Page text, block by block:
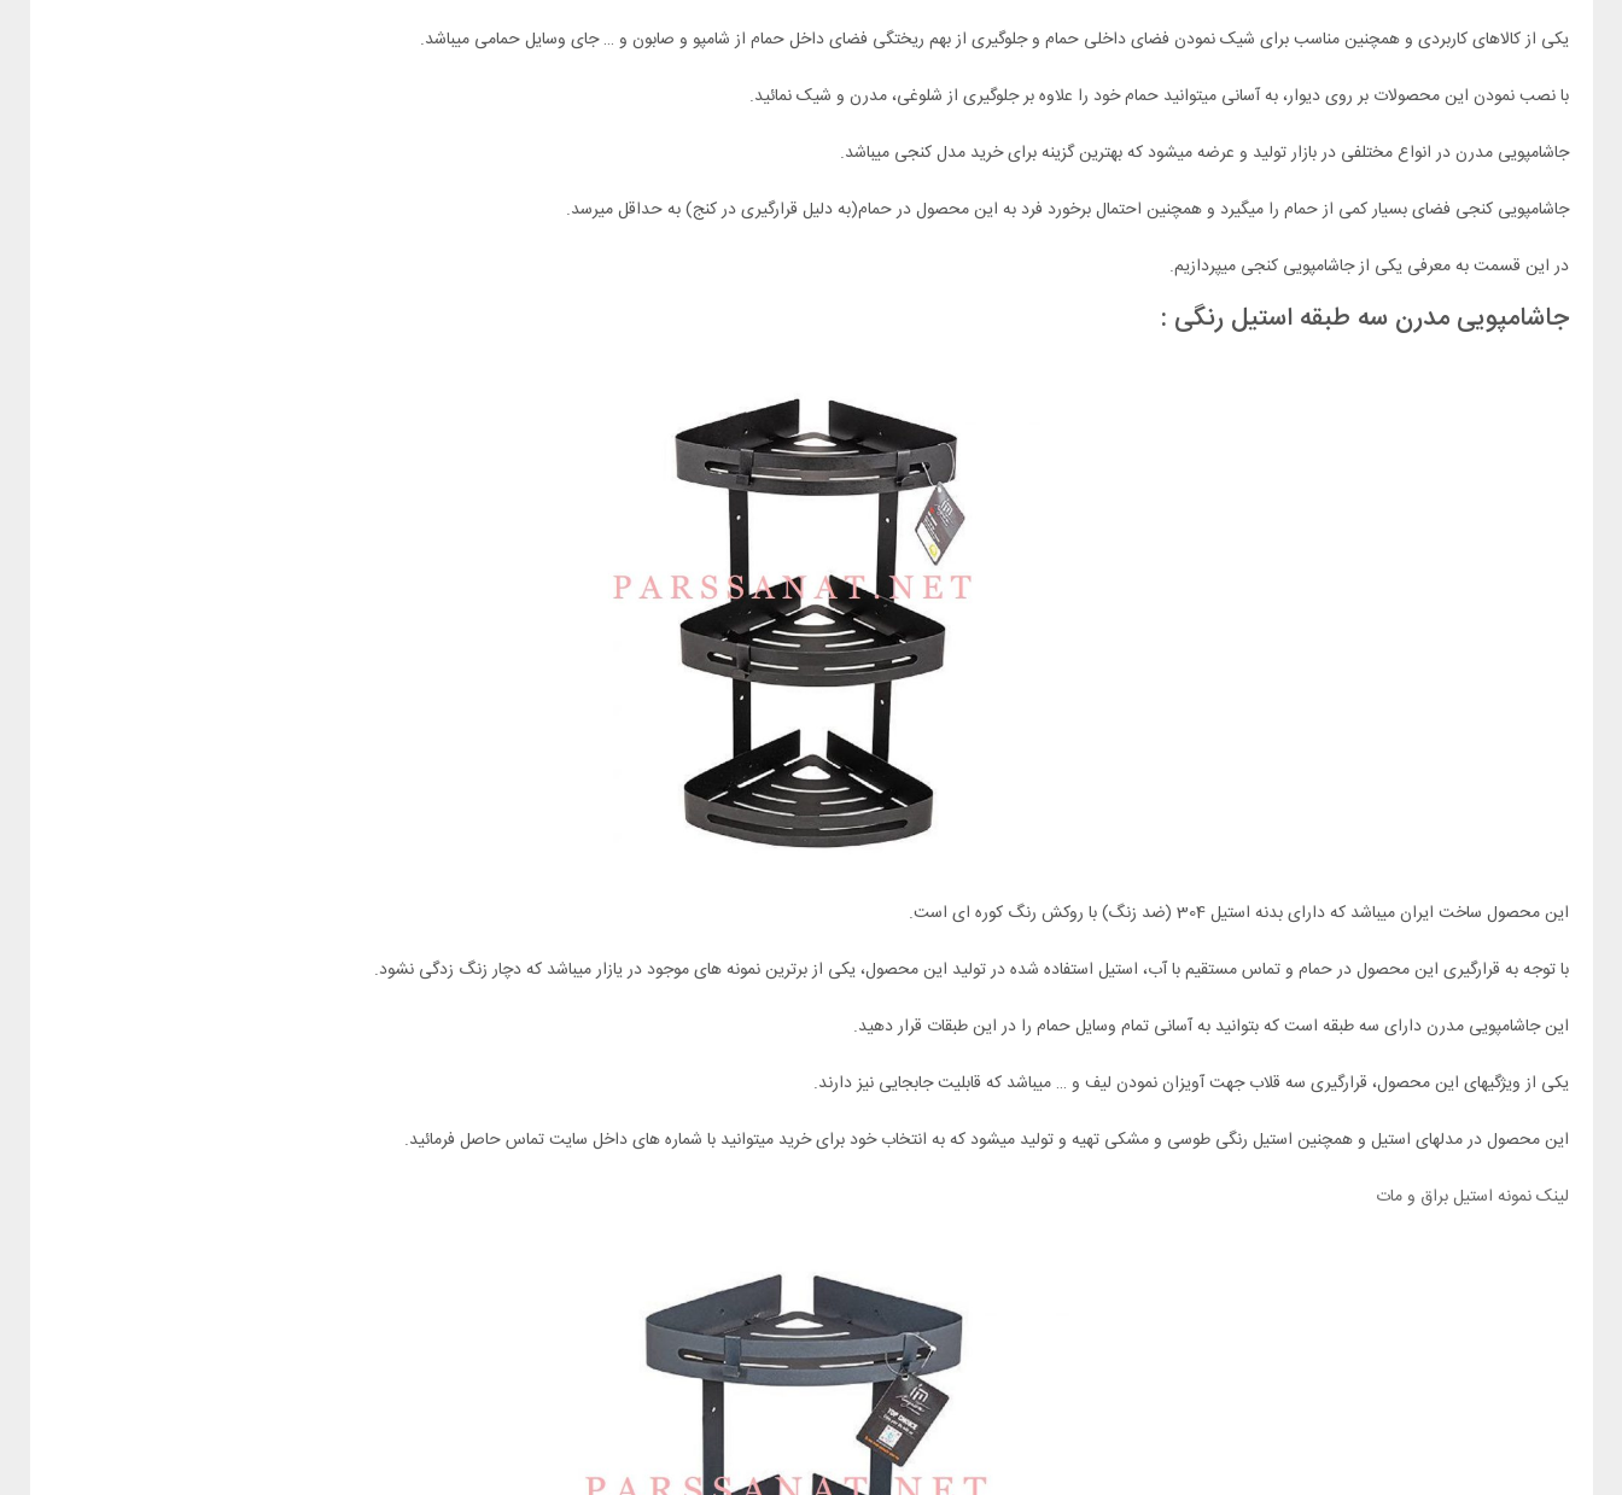
یکی از کالاهای کاربردی و همچنین مناسب برای شیک نمودن فضای داخلی حمام و جلوگیری از بهم ریختگی فضای داخل حمام از شامپو و صابون و … جای وسایل حمامی میباشد.
با نصب نمودن این محصولات بر روی دیوار، به آسانی میتوانید حمام خود را علاوه بر جلوگیری از شلوغی، مدرن و شیک نمائید.
جاشامپویی مدرن در انواع مختلفی در بازار تولید و عرضه میشود که بهترین گزینه برای خرید مدل کنجی میباشد.
جاشامپویی کنجی فضای بسیار کمی از حمام را میگیرد و همچنین احتمال برخورد فرد به این محصول در حمام(به دلیل قرارگیری در کنج) به حداقل میرسد.
در این قسمت به معرفی یکی از جاشامپویی کنجی میپردازیم.
جاشامپویی مدرن سه طبقه استیل رنگی :
این محصول ساخت ایران میباشد که دارای بدنه استیل 304 (ضد زنگ) با روکش رنگ کوره ای است.
با توجه به قرارگیری این محصول در حمام و تماس مستقیم با آب، استیل استفاده شده در تولید این محصول، یکی از برترین نمونه های موجود در یازار میباشد که دچار زنگ زدگی نشود.
این جاشامپویی مدرن دارای سه طبقه است که بتوانید به آسانی تمام وسایل حمام را در این طبقات قرار دهید.
یکی از ویژگیهای این محصول، قرارگیری سه قلاب جهت آویزان نمودن لیف و … میباشد که قابلیت جابجایی نیز دارند.
این محصول در مدلهای استیل و همچنین استیل رنگی طوسی و مشکی تهیه و تولید میشود که به انتخاب خود برای خرید میتوانید با شماره های داخل سایت تماس حاصل فرمائید.
لینک نمونه استیل براق و مات